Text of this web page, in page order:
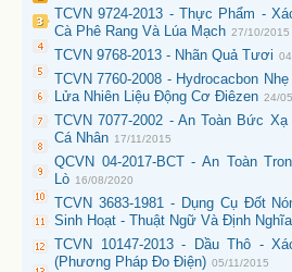
TCVN 9724-2013 - Thực Phẩm -
Cà Phê Rang Và Lúa Mạch 27/10/2015
TCVN 9768-2013 - Nhãn Quả Tươi
TCVN 7760-2008 - Hydrocacbon
Lửa Nhiên Liệu Động Cơ Điêzen 24/
TCVN 7077-2002 - An Toàn Bức
Cá Nhân 17/11/2015
QCVN 04-2017-BCT - An Toàn
Lò 16/08/2020
TCVN 3683-1981 - Dụng Cụ Đốt
Sinh Hoạt - Thuật Ngữ Và Định Nghĩa
TCVN 10147-2013 - Dầu Thô -
(Phương Pháp Đo Điện) 05/11/2015